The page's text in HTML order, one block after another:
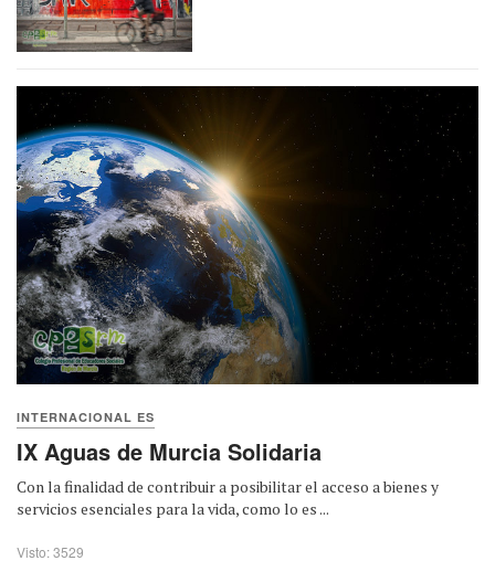
INTERNACIONAL ES
IX Aguas de Murcia Solidaria
Con la finalidad de contribuir a posibilitar el acceso a bienes y
servicios esenciales para la vida, como lo es ...
Visto: 3529